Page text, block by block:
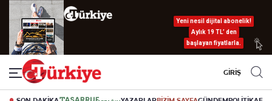
Yeni nesil dijital abonelik!
Aylık 19 TL’ den
başlayan fiyatlarla.
GİRİŞ